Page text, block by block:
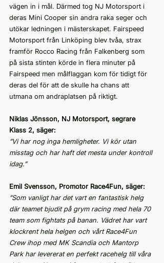
vägen in i mål. Därmed tog NJ Motorsport i
deras Mini Cooper sin andra raka seger och
utökar ledningen i mästerskapet. Fairspeed
Motorsport från Linköping blev tvåa, strax
framför Rocco Racing från Falkenberg som
på sista stinten körde in flera minuter på
Fairspeed men målflaggan kom för tidigt för
deras del för att de skulle ha chans att
utmana om andraplatsen på riktigt.
Niklas Jönsson, NJ Motorsport, segrare
Klass 2, säger:
”Vi har nog inga hemligheter. Vi kör utan
misstag och har haft det mesta under kontroll
idag.”
Emil Svensson, Promotor Race4Fun, säger:
”Som vanligt har det vart en fantastisk helg
där teamet bjudit på grym racing med hela 70
team som fightats på banan. Vädret har vart
klockrent hela helgen och vårt Race4Fun
Crew ihop med MK Scandia och Mantorp
Park har levererat en perfekt racehelg till våra